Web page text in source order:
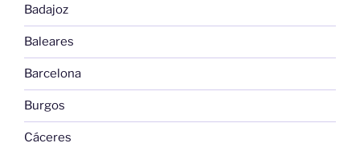
Badajoz
Baleares
Barcelona
Burgos
Cáceres